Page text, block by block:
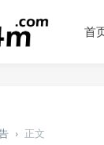
首
› 正文